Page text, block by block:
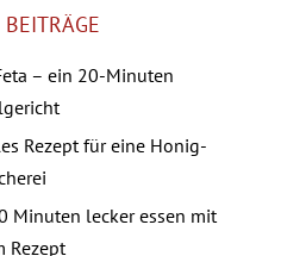
– ein 20-Minuten
Rezept für eine Honig-
Minuten lecker essen mit
Rezept